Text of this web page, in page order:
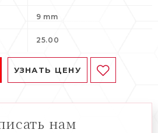
9 mm
25.00
УЗНАТЬ ЦЕНУ
нам